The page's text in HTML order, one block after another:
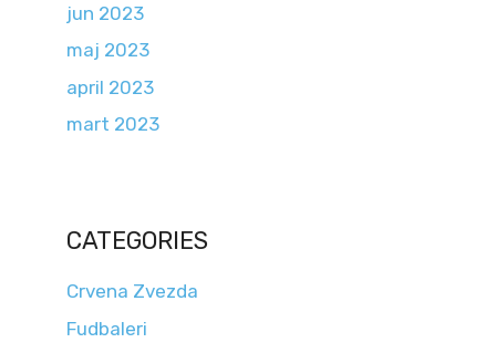
jun 2023
maj 2023
april 2023
mart 2023
CATEGORIES
Crvena Zvezda
Fudbaleri